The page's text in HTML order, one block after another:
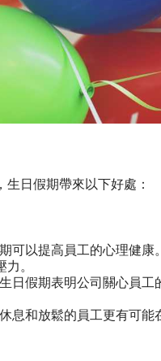
日假期帶來以下好處：
可以提高員工的心理健
。
日假期表明公司關心員
息和放鬆的員工更有可